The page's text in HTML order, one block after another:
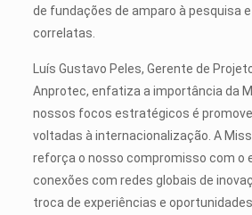
de fundações de amparo à pesquisa
correlatas.
Luís Gustavo Peles, Gerente de
Anprotec, enfatiza a importância da
nossos focos estratégicos é
voltadas à internacionalização. A
reforça o nosso compromisso com o
conexões com redes globais de
troca de experiências e